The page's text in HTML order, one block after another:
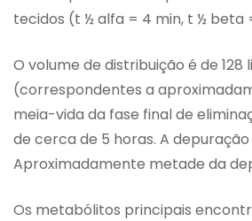
tecidos (t ½ alfa = 4 min, t ½ beta
O volume de distribuição é de 128
(correspondentes a
meia-vida da fase final de
de cerca de 5 horas. A
Aproximadamente metade da
Os metabólitos principais